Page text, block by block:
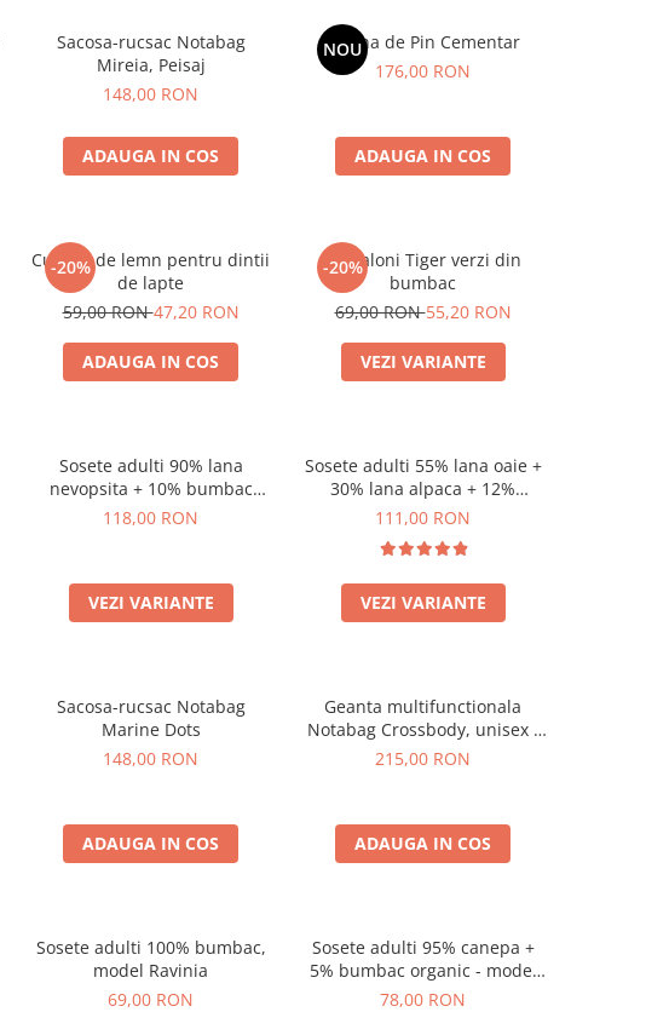
Sacosa-rucsac Notabag
Mireia, Peisaj
148,00 RON
ADAUGA IN COS
NOU
Rasina de Pin Cementar
176,00 RON
ADAUGA IN COS
-20%
Cutiuta de lemn pentru dintii
de lapte
59,00 RON47,20 RON
ADAUGA IN COS
-20%
Pantaloni Tiger verzi din
bumbac
69,00 RON55,20 RON
VEZI VARIANTE
Sosete adulti 90% lana
nevopsita + 10% bumbac
organic, model Chiara
118,00 RON
VEZI VARIANTE
Sosete adulti 55% lana oaie +
30% lana alpaca + 12%
bumbac + 3% canepa, model
111,00 RON
VEZI VARIANTE
Sacosa-rucsac Notabag
Marine Dots
148,00 RON
ADAUGA IN COS
Geanta multifunctionala
Notabag Crossbody, unisex -
verde
215,00 RON
ADAUGA IN COS
Sosete adulti 100% bumbac,
model Ravinia
69,00 RON
Sosete adulti 95% canepa +
5% bumbac organic - model
Paola (diverse marimi)
78,00 RON